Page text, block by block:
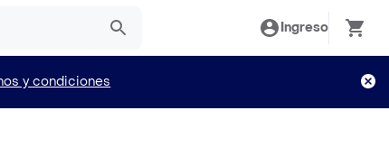
Ingreso
y condiciones